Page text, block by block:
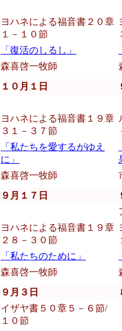
ヨハネによる福音書２０章
１－１０節
「復活のしるし」
森喜啓一牧師
１０月１日
ヨハネによる福音書１９章
３１－３７節
「私たちを愛するがゆえ
に」
森喜啓一牧師
９月１７日
ヨハネによる福音書１９章
２８－３０節
「私たちのために」
森喜啓一牧師
９月３日
イザヤ書５０章５－６節/
１０節